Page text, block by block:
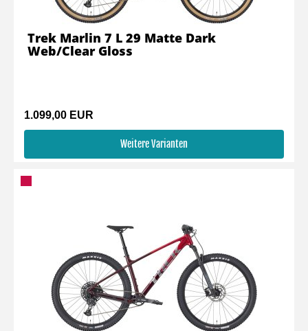
1.099,00 EUR
Weitere Varianten
Trek Marlin 7 L 29 Matte Dark
Web/Clear Gloss